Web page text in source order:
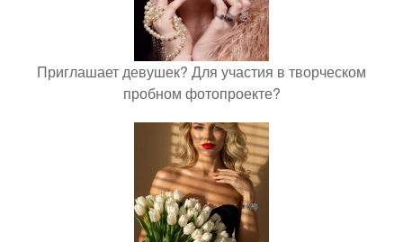
Приглашает девушек? Для участия в творческом
пробном фотопроекте?